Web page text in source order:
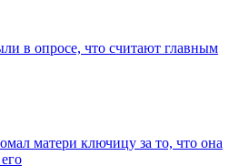
в опросе, что считают главным
матери ключицу за то, что она